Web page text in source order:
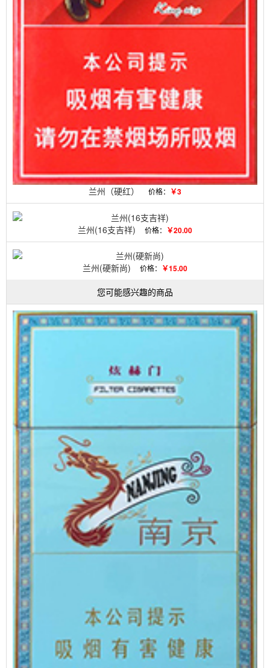
兰州（硬红） 价格： ￥3
兰州(16支吉祥) 价格： ￥20.00
兰州(硬新尚) 价格： ￥15.00
您可能感兴趣的商品